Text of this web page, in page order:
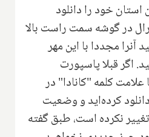
خود را دانلود
در گوشه سمت راست بالا
آنرا مجددا با این مهر
اگر قبلا پاسپورت
کلمه "کانادا" در
کرده‌اید و وضعیت
نکرده است، طبق گفته